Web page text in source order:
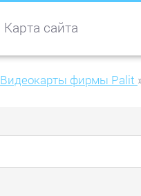
Карта сайта
Видеокарты фирмы Palit